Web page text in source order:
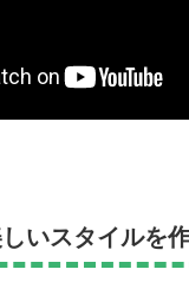
いスタイルを作